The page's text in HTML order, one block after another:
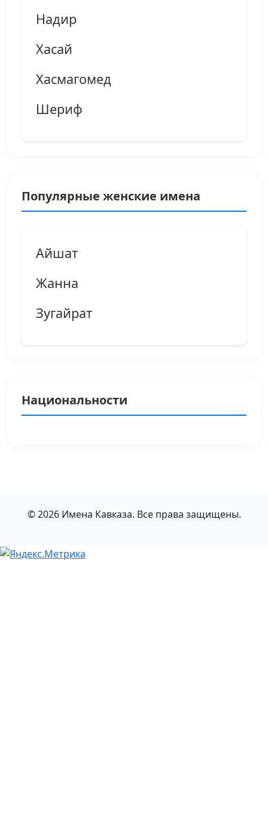
Надир
Хасай
Хасмагомед
Шериф
Популярные женские имена
Айшат
Жанна
Зугайрат
Национальности
© 2026 Имена Кавказа. Все права защищены.